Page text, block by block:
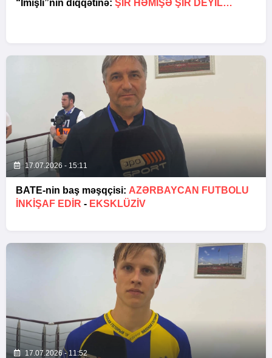
“İmişli”nin diqqətinə: ŞIR HƏMIŞƏ ŞIR DEYIL…
17.07.2026 - 15:11
BATE-nin baş məşqçisi: AZƏRBAYCAN FUTBOLU
INKIŞAF EDIR - EKSKLÜZİV
17.07.2026 - 11:52